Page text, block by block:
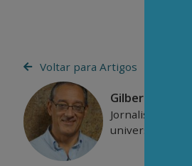
Voltar para Artigos
Gilberto
Jornalista,
universitário